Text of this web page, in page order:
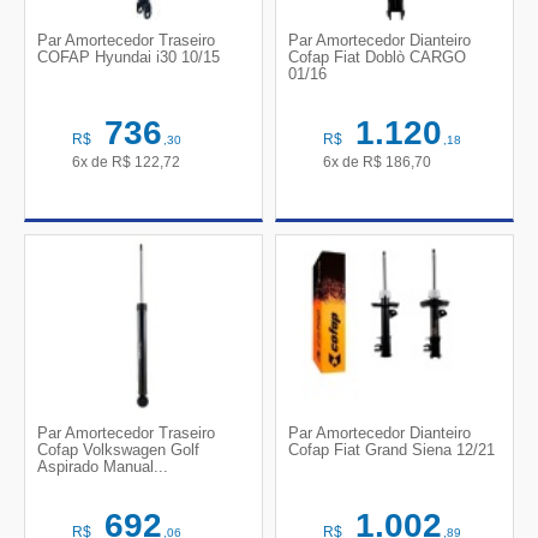
Par Amortecedor Traseiro
COFAP Hyundai i30 10/15
R$ 736,30
6x de R$ 122,72
Par Amortecedor Dianteiro
Cofap Fiat Doblò CARGO
01/16
R$ 1.120,18
6x de R$ 186,70
Par Amortecedor Traseiro
Cofap Volkswagen Golf
Aspirado Manual...
R$ 692,06
Par Amortecedor Dianteiro
Cofap Fiat Grand Siena 12/21
R$ 1.002,89